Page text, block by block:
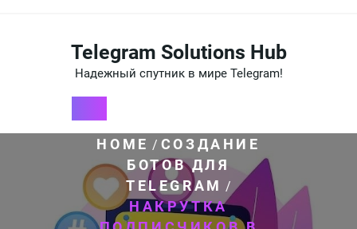
содержимомуTelegram Solutions Hub
Надежный спутник в мире Telegram!
HOME / СОЗДАНИЕ
БОТОВ ДЛЯ
TELEGRAM /
НАКРУТКА